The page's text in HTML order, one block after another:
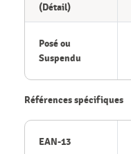
(Détail)
Posé ou
Suspendu
Références spécifiques
EAN-13